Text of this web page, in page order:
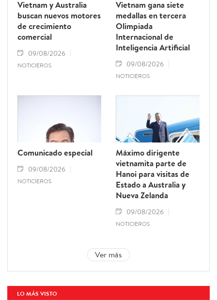
Vietnam y Australia
buscan nuevos motores
de crecimiento
comercial
09/08/2026
NOTICIEROS
Vietnam gana siete
medallas en tercera
Olimpiada
Internacional de
Inteligencia Artificial
09/08/2026
NOTICIEROS
Comunicado especial
09/08/2026
NOTICIEROS
Máximo dirigente
vietnamita parte de
Hanoi para visitas de
Estado a Australia y
Nueva Zelanda
09/08/2026
NOTICIEROS
Ver más
LO MÁS VISTO